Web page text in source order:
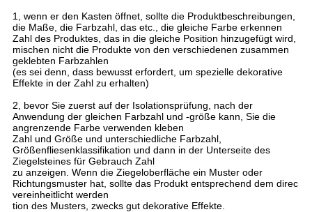
1, wenn er den Kasten öffnet, sollte die Produktbeschreibungen,
die Maße, die Farbzahl, das etc., die gleiche Farbe erkennen
Zahl des Produktes, das in die gleiche Position hinzugefügt wird,
mischen nicht die Produkte von den verschiedenen zusammen
geklebten Farbzahlen
(es sei denn, dass bewusst erfordert, um spezielle dekorative
Effekte in der Zahl zu erhalten)
2, bevor Sie zuerst auf der Isolationsprüfung, nach der
Anwendung der gleichen Farbzahl und -größe kann, Sie die
angrenzende Farbe verwenden kleben
Zahl und Größe und unterschiedliche Farbzahl,
Größenfliesenklassifikation und dann in der Unterseite des
Ziegelsteines für Gebrauch Zahl
zu anzeigen. Wenn die Ziegeloberfläche ein Muster oder
Richtungsmuster hat, sollte das Produkt entsprechend dem direc
vereinheitlicht werden
tion des Musters, zwecks gut dekorative Effekte.